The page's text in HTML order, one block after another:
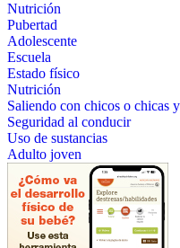
Nutrición
Pubertad
Adolescente
Escuela
Estado físico
Nutrición
Saliendo con chicos o chicas
Seguridad al conducir
Uso de sustancias
Adulto joven